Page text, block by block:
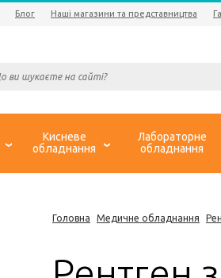
Блог Наші магазини та представництва
Кисневе
обладнання
Лабораторне
обладнання
Головна Медичне обладнання